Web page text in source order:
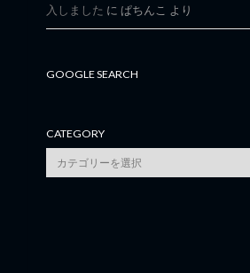
入しました に ぱちんこ より
GOOGLE SEARCH
CATEGORY
category